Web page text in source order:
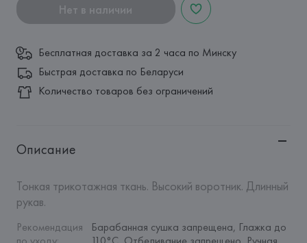
Нет в наличии
Бесплатная доставка за 2 часа по Минску
Быстрая доставка по Беларуси
Количество товаров без ограничений
Описание
Тонкая трикотажная ткань. Высокий воротник. Длинный
рукав.
Рекомендация
Барабанная сушка запрещена, Глажка до